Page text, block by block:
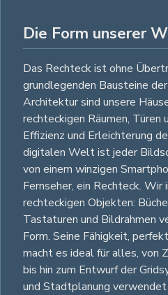
Die Form unserer
Das Rechteck ist ohne
grundlegenden Bausteine
Architektur sind unsere
rechteckigen Räumen, Türen
Effizienz und Erleichterung
digitalen Welt ist jeder
von einem winzigen
Fernseher, ein Rechteck.
rechteckigen Objekten:
Tastaturen und Bildrahmen
Form. Seine Fähigkeit,
macht es ideal für alles, von
bis hin zum Entwurf der
und Stadtplanung